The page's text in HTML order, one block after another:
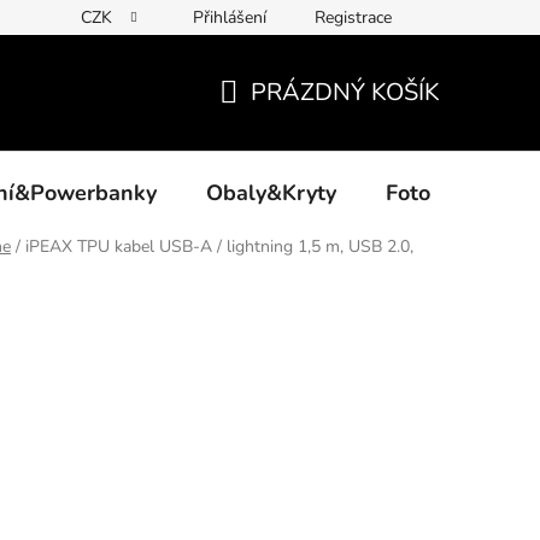
CZK Přihlášení Registrace
KOŠÍK
PRÁZDNÝ KOŠÍK
Obaly&Kryty Foto
/ iPEAX TPU kabel USB-A / lightning 1,5 m, USB 2.0,